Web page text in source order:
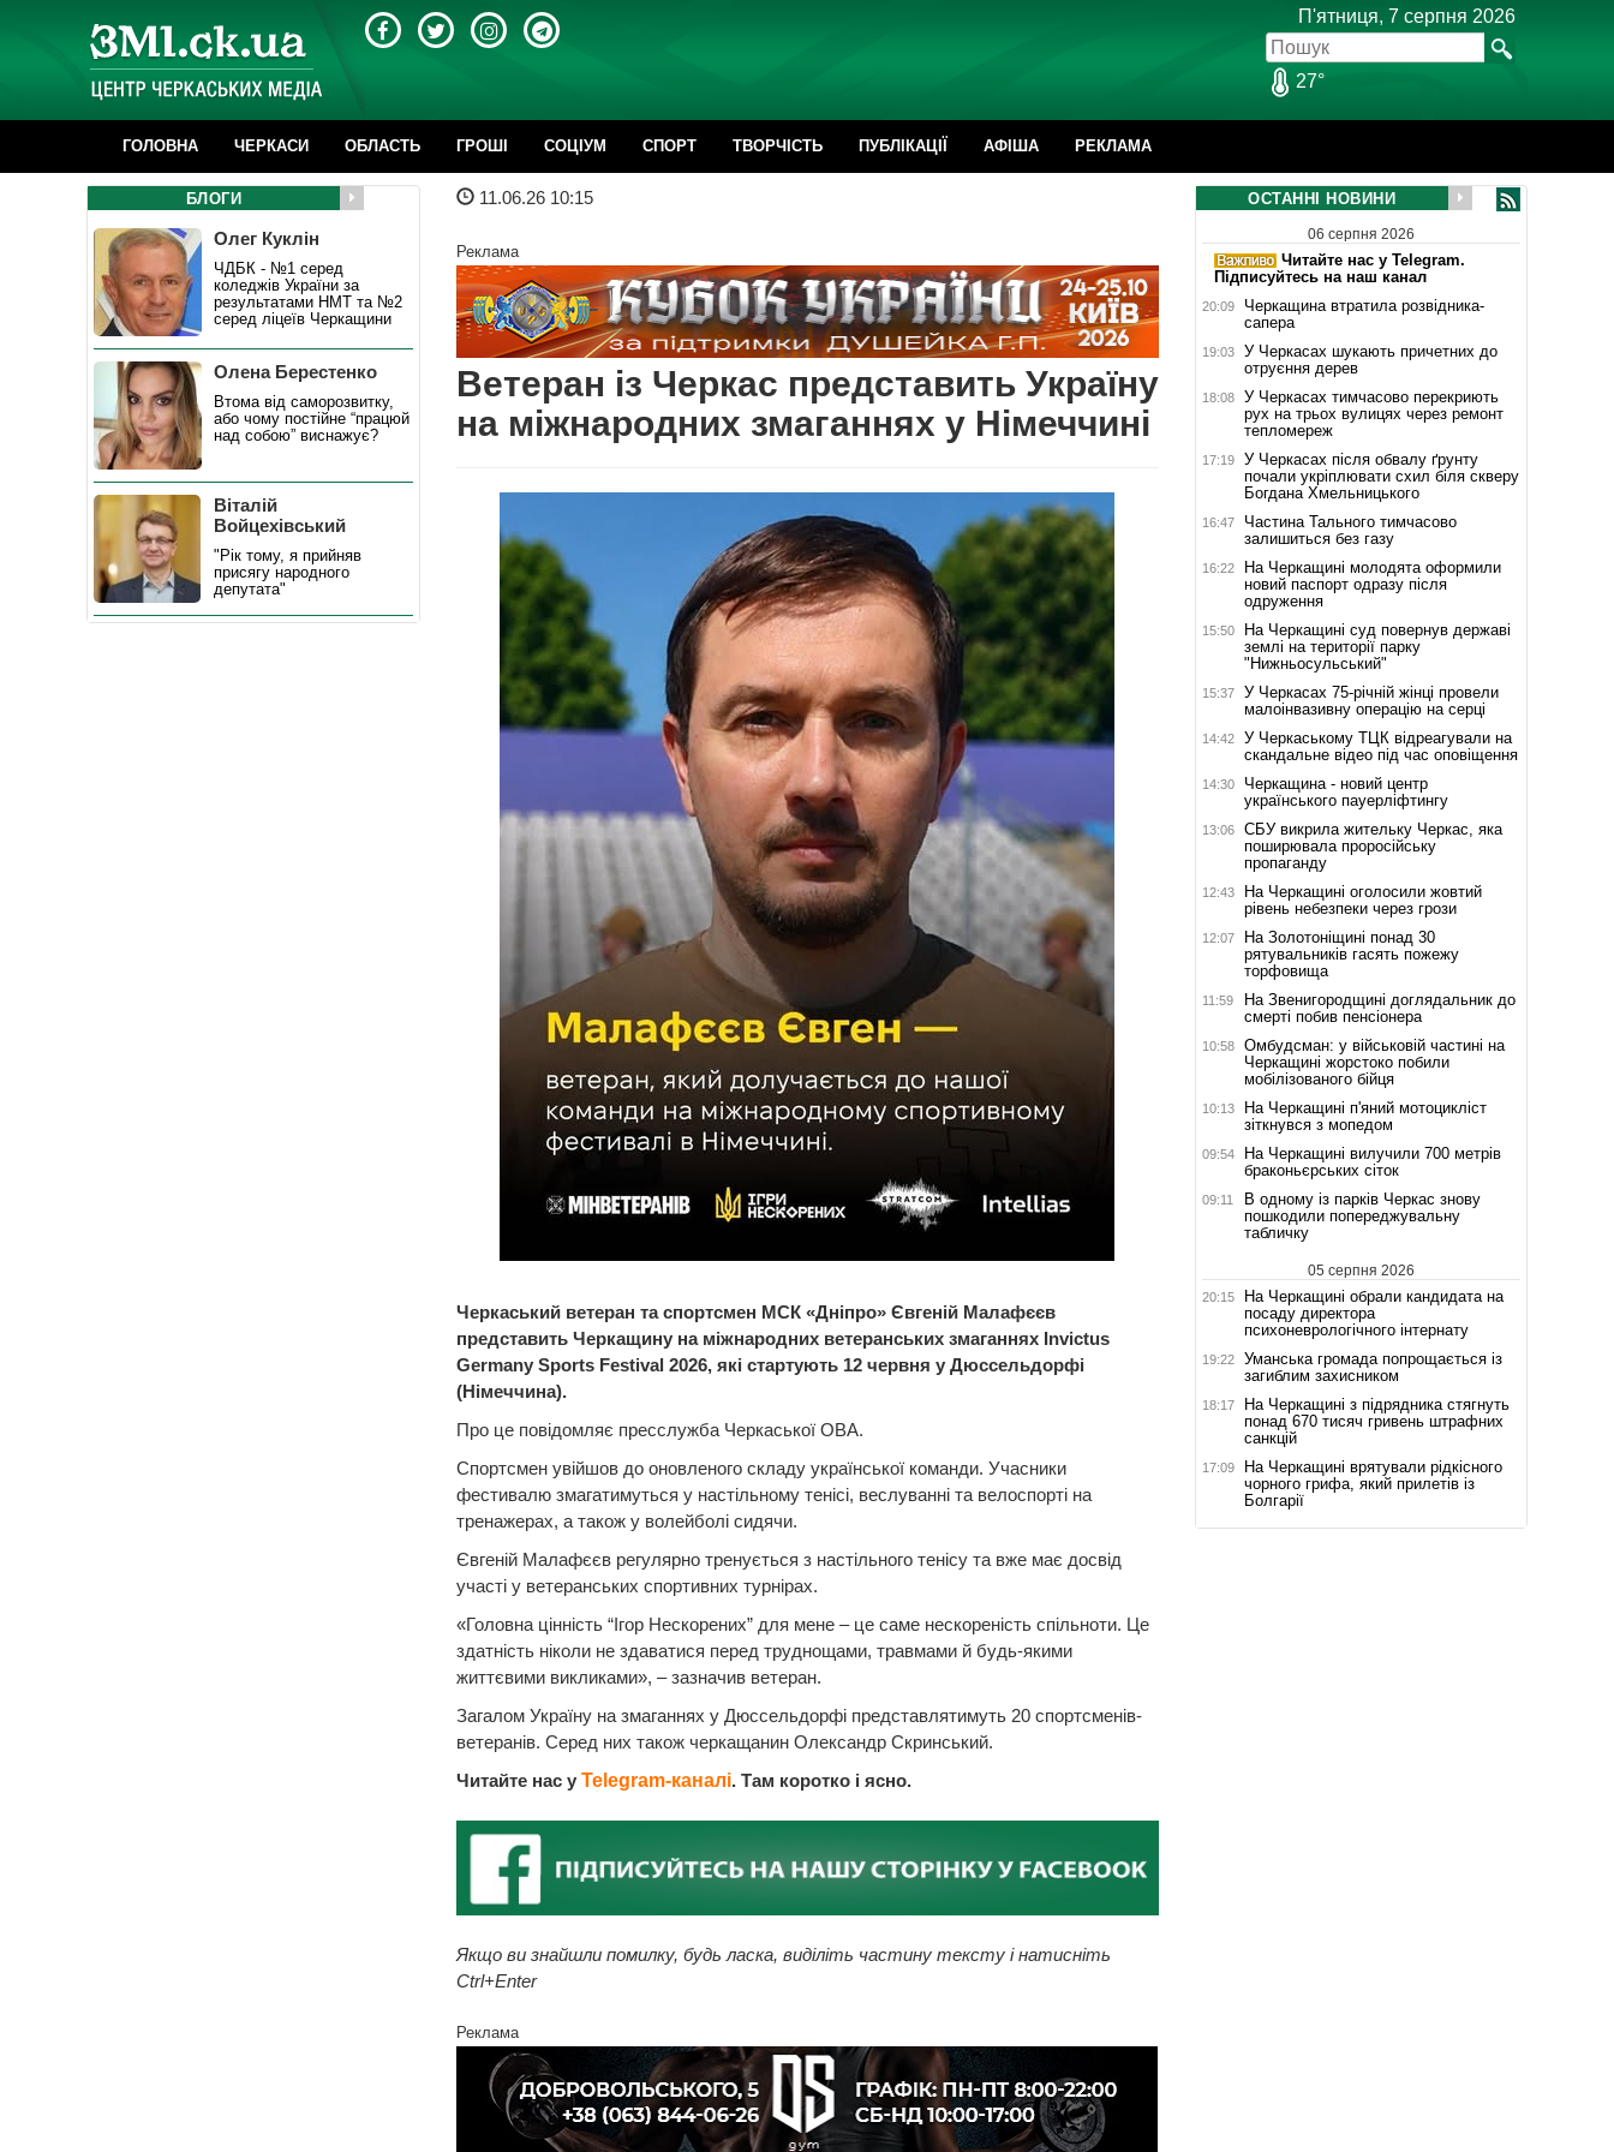
П'ятниця, 7 серпня 2026
27°
ГОЛОВНА ЧЕРКАСИ ОБЛАСТЬ ГРОШІ CОЦІУМ СПОРТ ТВОРЧІСТЬ ПУБЛІКАЦІЇ АФІША РЕКЛАМА
11.06.26 10:15
Реклама
Ветеран із Черкас представить Україну
на міжнародних змаганнях у Німеччині
Черкаський ветеран та спортсмен МСК «Дніпро» Євгеній Малафєєв
представить Черкащину на міжнародних ветеранських змаганнях Invictus
Germany Sports Festival 2026, які стартують 12 червня у Дюссельдорфі
(Німеччина).
Про це повідомляє пресслужба Черкаської ОВА.
Спортсмен увійшов до оновленого складу української команди. Учасники
фестивалю змагатимуться у настільному тенісі, веслуванні та велоспорті на
тренажерах, а також у волейболі сидячи.
Євгеній Малафєєв регулярно тренується з настільного тенісу та вже має досвід
участі у ветеранських спортивних турнірах.
«Головна цінність “Ігор Нескорених” для мене – це саме нескореність спільноти. Це
здатність ніколи не здаватися перед труднощами, травмами й будь-якими
життєвими викликами», – зазначив ветеран.
Загалом Україну на змаганнях у Дюссельдорфі представлятимуть 20 спортсменів-
ветеранів. Серед них також черкащанин Олександр Скринський.
Читайте нас у Telegram-каналі. Там коротко і ясно.
Якщо ви знайшли помилку, будь ласка, виділіть частину тексту і натисніть
Ctrl+Enter
Реклама
БЛОГИ
Олег Куклін
ЧДБК - №1 серед
коледжів України за
результатами НМТ та №2
серед ліцеїв Черкащини
Олена Берестенко
Втома від саморозвитку,
або чому постійне “працюй
над собою” виснажує?
Віталій
Войцехівський
"Рік тому, я прийняв
присягу народного
депутата"
ОСТАННІ НОВИНИ
06 серпня 2026
Читайте нас у Telegram.
Підписуйтесь на наш канал
20:09
Черкащина втратила розвідника-
сапера
19:03
У Черкасах шукають причетних до
отруєння дерев
18:08
У Черкасах тимчасово перекриють
рух на трьох вулицях через ремонт
тепломереж
17:19
У Черкасах після обвалу ґрунту
почали укріплювати схил біля скверу
Богдана Хмельницького
16:47
Частина Тального тимчасово
залишиться без газу
16:22
На Черкащині молодята оформили
новий паспорт одразу після
одруження
15:50
На Черкащині суд повернув державі
землі на території парку
"Нижньосульський"
15:37
У Черкасах 75-річній жінці провели
малоінвазивну операцію на серці
14:42
У Черкаському ТЦК відреагували на
скандальне відео під час оповіщення
14:30
Черкащина - новий центр
українського пауерліфтингу
13:06
СБУ викрила жительку Черкас, яка
поширювала проросійську
пропаганду
12:43
На Черкащині оголосили жовтий
рівень небезпеки через грози
12:07
На Золотоніщині понад 30
рятувальників гасять пожежу
торфовища
11:59
На Звенигородщині доглядальник до
смерті побив пенсіонера
10:58
Омбудсман: у військовій частині на
Черкащині жорстоко побили
мобілізованого бійця
10:13
На Черкащині п'яний мотоцикліст
зіткнувся з мопедом
09:54
На Черкащині вилучили 700 метрів
браконьєрських сіток
09:11
В одному із парків Черкас знову
пошкодили попереджувальну
табличку
05 серпня 2026
20:15
На Черкащині обрали кандидата на
посаду директора
психоневрологічного інтернату
19:22
Уманська громада попрощається із
загиблим захисником
18:17
На Черкащині з підрядника стягнуть
понад 670 тисяч гривень штрафних
санкцій
17:09
На Черкащині врятували рідкісного
чорного грифа, який прилетів із
Болгарії